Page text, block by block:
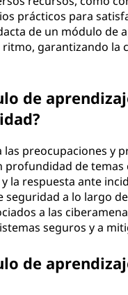
prácticos para
de un módulo de
garantizando
de
preocupaciones y
de temas
la respuesta ante
a lo largo
a las
seguros y a
de